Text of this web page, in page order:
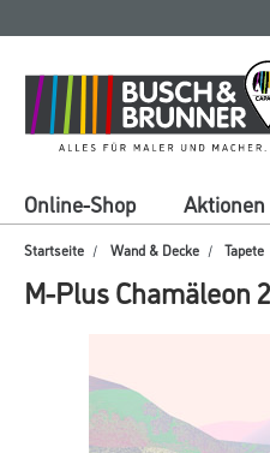
springen
springen
Online-Shop Aktionen
Startseite Wand & Decke Tapete
M-Plus Chamäleon